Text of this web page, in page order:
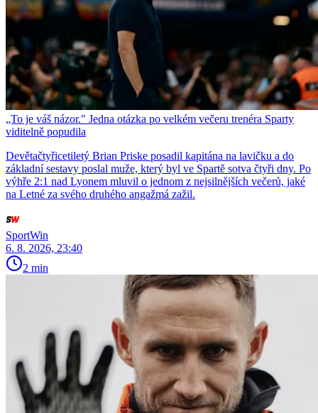
„To je váš názor." Jedna otázka po velkém večeru trenéra Sparty
viditelně popudila
Devětačtyřicetiletý Brian Priske posadil kapitána na lavičku a do
základní sestavy poslal muže, který byl ve Spartě sotva čtyři dny. Po
výhře 2:1 nad Lyonem mluvil o jednom z nejsilnějších večerů, jaké
na Letné za svého druhého angažmá zažil.
SportWin
6. 8. 2026, 23:40
2 min